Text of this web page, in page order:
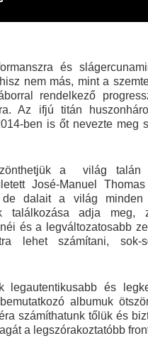
és
nem más, mint a
rendelkező
Az ifjú titán
ben is őt nevezte meg
a világ talán
José-Manuel
de dalait a világ
találkozása adja meg,
és a legváltozatosabb
lehet számítani, sok-
legautentikusabb és
albumuk
számíthatunk tőlük és
a legszórakoztatóbb